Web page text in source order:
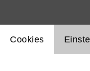
Einstellung
Cookies